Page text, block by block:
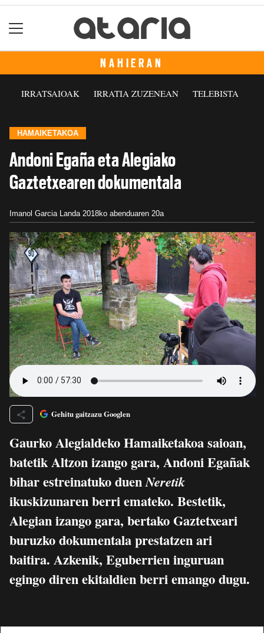
NAHIERAN
IRRATSAIOAK IRRATIA ZUZENEAN TELEBISTA
HAMAIKETAKOA
Andoni Egaña eta Alegiako
Gaztetxearen dokumentala
Imanol Garcia Landa 2018ko abenduaren 20a
Gehitu gaitzazu Googlen
Gaurko Alegialdeko Hamaiketakoa saioan,
batetik Altzon izango gara, Andoni Egañak
bihar estreinatuko duenNeretik
ikuskizunaren berri emateko. Bestetik,
Alegian izango gara, bertako Gaztetxeari
buruzko dokumentala prestatzen ari
baitira. Azkenik, Eguberrien inguruan
egingo diren ekitaldien berri emango dugu.